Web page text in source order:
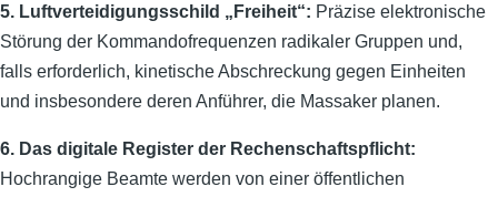
5. Luftverteidigungsschild „Freiheit“: Präzise elektronische
Störung der Kommandofrequenzen radikaler Gruppen und,
falls erforderlich, kinetische Abschreckung gegen Einheiten
und insbesondere deren Anführer, die Massaker planen.
6. Das digitale Register der Rechenschaftspflicht:
Hochrangige Beamte werden von einer öffentlichen